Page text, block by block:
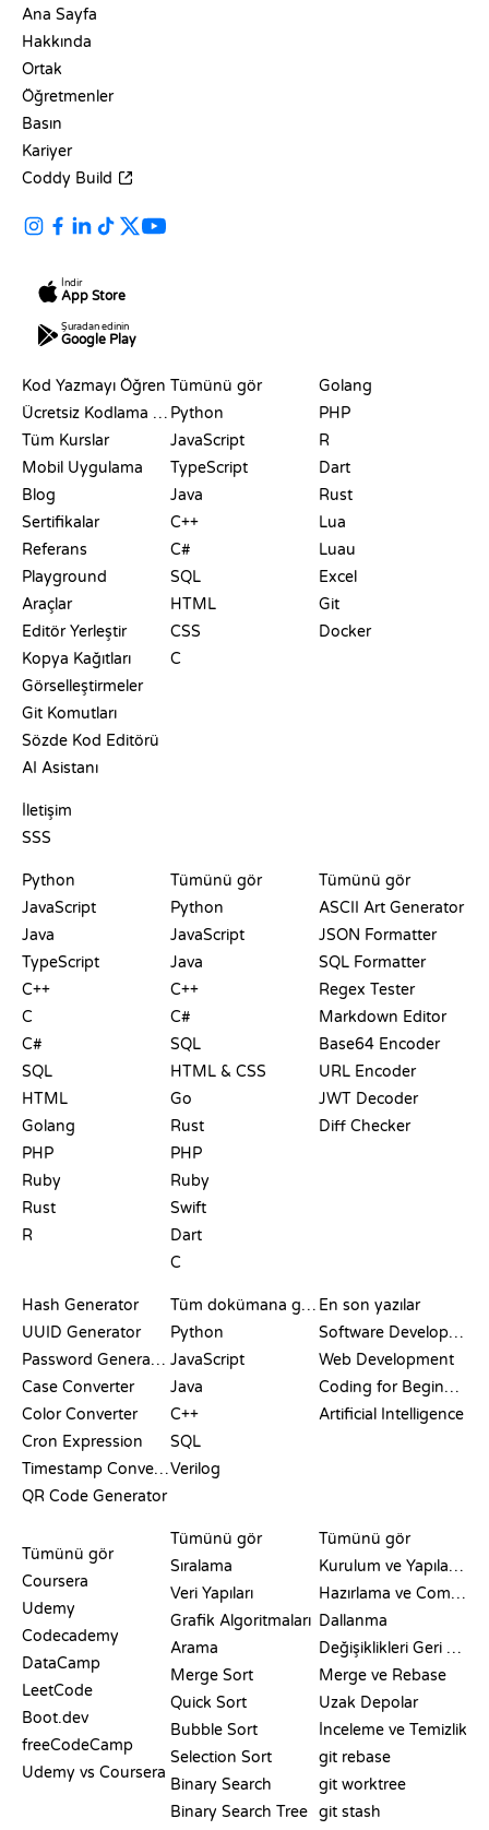
Ana Sayfa
Hakkında
Ortak
Öğretmenler
Basın
Kariyer
Coddy Build
İndir
App Store
Şuradan edinin
Google Play
Kod Yazmayı Öğren
Ücretsiz Kodlama Siteleri
Tüm Kurslar
Mobil Uygulama
Blog
Sertifikalar
Referans
Playground
Araçlar
Editör Yerleştir
Kopya Kağıtları
Görselleştirmeler
Git Komutları
Sözde Kod Editörü
AI Asistanı
İletişim
SSS
Tümünü gör
Python
JavaScript
TypeScript
Java
C++
C#
SQL
HTML
CSS
C
Golang
PHP
R
Dart
Rust
Lua
Luau
Excel
Git
Docker
Python
JavaScript
Java
TypeScript
C++
C
C#
SQL
HTML
Golang
PHP
Ruby
Rust
R
Tümünü gör
Python
JavaScript
Java
C++
C#
SQL
HTML & CSS
Go
Rust
PHP
Ruby
Swift
Dart
C
Tümünü gör
ASCII Art Generator
JSON Formatter
SQL Formatter
Regex Tester
Markdown Editor
Base64 Encoder
URL Encoder
JWT Decoder
Diff Checker
Hash Generator
UUID Generator
Password Generator
Case Converter
Color Converter
Cron Expression
Timestamp Converter
QR Code Generator
Tüm dokümana göz at
Python
JavaScript
Java
C++
SQL
Verilog
En son yazılar
Software Development
Web Development
Coding for Beginners
Artificial Intelligence
KARŞILAŞTIRMALAR
Tümünü gör
Coursera
Udemy
Codecademy
DataCamp
LeetCode
Boot.dev
freeCodeCamp
Udemy vs Coursera
Tümünü gör
Sıralama
Veri Yapıları
Grafik Algoritmaları
Arama
Merge Sort
Quick Sort
Bubble Sort
Selection Sort
Binary Search
Binary Search Tree
Tümünü gör
Kurulum ve Yapılandırma
Hazırlama ve Commit
Dallanma
Değişiklikleri Geri Alma
Merge ve Rebase
Uzak Depolar
İnceleme ve Temizlik
git rebase
git worktree
git stash